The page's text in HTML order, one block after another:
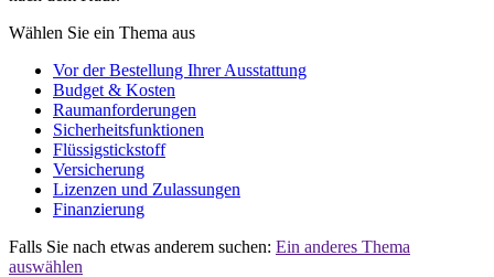
Wählen Sie ein Thema aus
Vor der Bestellung Ihrer Ausstattung
Budget & Kosten
Raumanforderungen
Sicherheitsfunktionen
Flüssigstickstoff
Versicherung
Lizenzen und Zulassungen
Finanzierung
Falls Sie nach etwas anderem suchen: Ein anderes Thema
auswählen